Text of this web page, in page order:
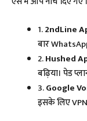
1.2ndLine
बार
2.Hushed
बढ़िया। पेड
3.Google
इसके लिए